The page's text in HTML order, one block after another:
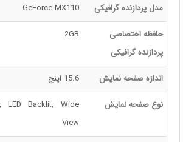
مدل پردازنده گرافیکی GeForce MX110
حافظه اختصاصی
پردازنده گرافیکی
2GB
اندازه صفحه نمایش 15.6 اینچ
نوع صفحه نمایش
LED Backlit, Wide
View